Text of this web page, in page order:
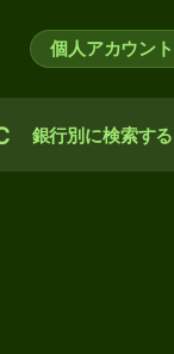
個人アカウント
銀行別に検索する